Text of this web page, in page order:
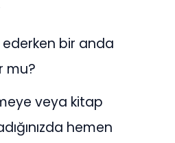
bir anda
mu?
veya kitap
hemen